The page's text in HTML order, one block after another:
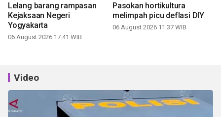
Lelang barang rampasan
Kejaksaan Negeri
Yogyakarta
06 August 2026 17:41 WIB
Pasokan hortikultura
melimpah picu deflasi DIY
06 August 2026 11:37 WIB
Video